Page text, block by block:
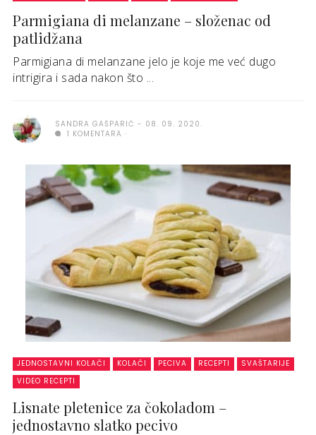
Parmigiana di melanzane – složenac od
patlidžana
Parmigiana di melanzane jelo je koje me već dugo
intrigira i sada nakon što ...
SANDRA GAŠPARIĆ
08. 09. 2020.
1 KOMENTARA
JEDNOSTAVNI KOLAČI KOLAČI PECIVA RECEPTI
SVAŠTARIJE
VIDEO RECEPTI
Lisnate pletenice za čokoladom –
jednostavno slatko pecivo